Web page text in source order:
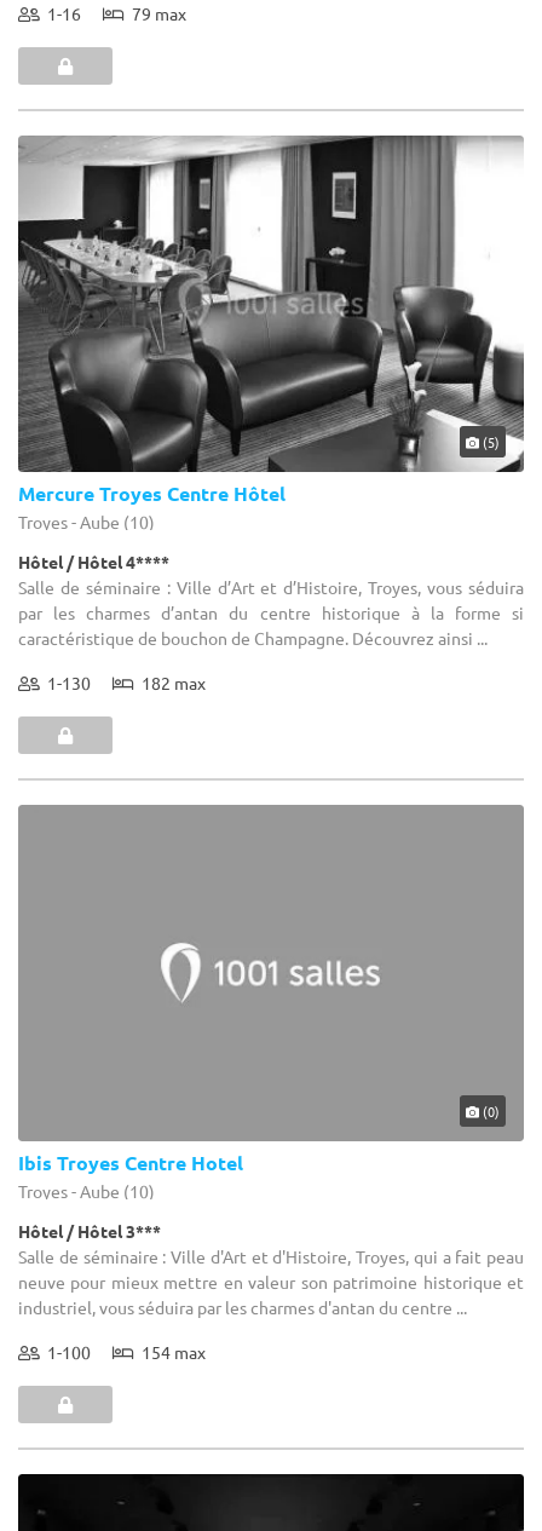
1-16 79 max
(5)
Mercure Troyes Centre Hôtel
Troyes - Aube (10)
Hôtel / Hôtel 4****
Salle de séminaire : Ville d’Art et d’Histoire, Troyes, vous séduira
par les charmes d’antan du centre historique à la forme si
caractéristique de bouchon de Champagne. Découvrez ainsi ...
1-130 182 max
(0)
Ibis Troyes Centre Hotel
Troyes - Aube (10)
Hôtel / Hôtel 3***
Salle de séminaire : Ville d'Art et d'Histoire, Troyes, qui a fait peau
neuve pour mieux mettre en valeur son patrimoine historique et
industriel, vous séduira par les charmes d'antan du centre ...
1-100 154 max